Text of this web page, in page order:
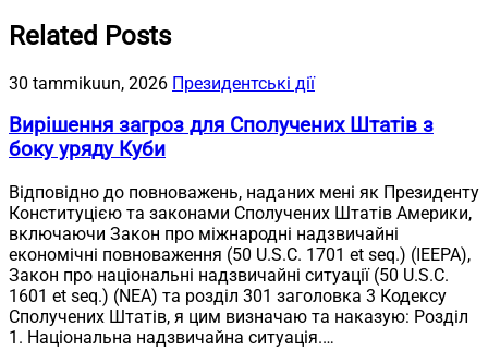
Related Posts
30 tammikuun, 2026 Президентські дії
Вирішення загроз для Сполучених Штатів з
боку уряду Куби
Відповідно до повноважень, наданих мені як Президенту
Конституцією та законами Сполучених Штатів Америки,
включаючи Закон про міжнародні надзвичайні
економічні повноваження (50 U.S.C. 1701 et seq.) (IEEPA),
Закон про національні надзвичайні ситуації (50 U.S.C.
1601 et seq.) (NEA) та розділ 301 заголовка 3 Кодексу
Сполучених Штатів, я цим визначаю та наказую: Розділ
1. Національна надзвичайна ситуація.…